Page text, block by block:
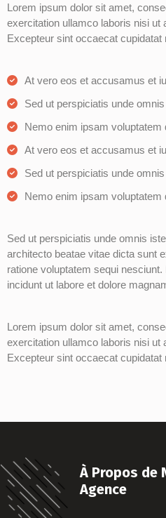
Lorem ipsum dolor sit amet,
exercitation ullamco laboris nisi ut
Excepteur sint occaecat cupidatat
At vero eos et accusamus et
Sed ut perspiciatis unde
Nemo enim ipsam voluptatem
At vero eos et accusamus et
Sed ut perspiciatis unde
Nemo enim ipsam voluptatem
Sed ut perspiciatis unde omnis
architecto beatae vitae dicta sunt
ratione voluptatem sequi
incidunt ut labore et dolore
Lorem ipsum dolor sit amet,
exercitation ullamco laboris nisi ut
Excepteur sint occaecat cupidatat
À Propos de
Agence